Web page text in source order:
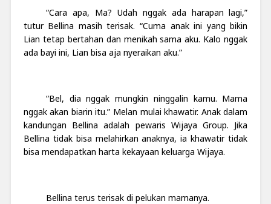
“Cara apa, Ma? Udah nggak ada harapan lagi,”
tutur Bellina masih terisak. “Cuma anak ini yang bikin
Lian tetap bertahan dan menikah sama aku. Kalo nggak
ada bayi ini, Lian bisa aja nyeraikan aku.”
“Bel, dia nggak mungkin ninggalin kamu. Mama
nggak akan biarin itu.” Melan mulai khawatir. Anak dalam
kandungan Bellina adalah pewaris Wijaya Group. Jika
Bellina tidak bisa melahirkan anaknya, ia khawatir tidak
bisa mendapatkan harta kekayaan keluarga Wijaya.
Bellina terus terisak di pelukan mamanya.